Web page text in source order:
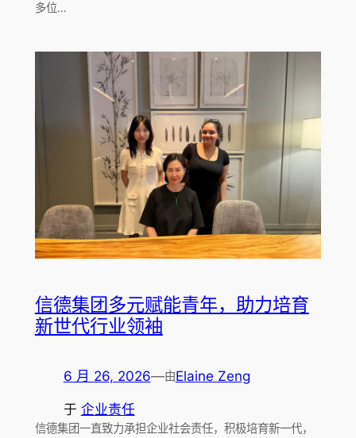
多位…
信德集团多元赋能青年，助力培育
新世代行业领袖
6 月 26, 2026—由Elaine Zeng
于 企业责任
信德集团一直致力承担企业社会责任，积极培育新一代，